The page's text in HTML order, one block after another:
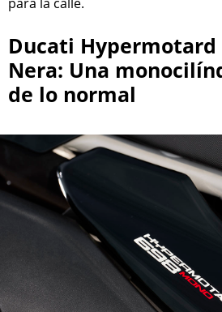
Ducati Hypermotard
Nera: Una
de lo normal